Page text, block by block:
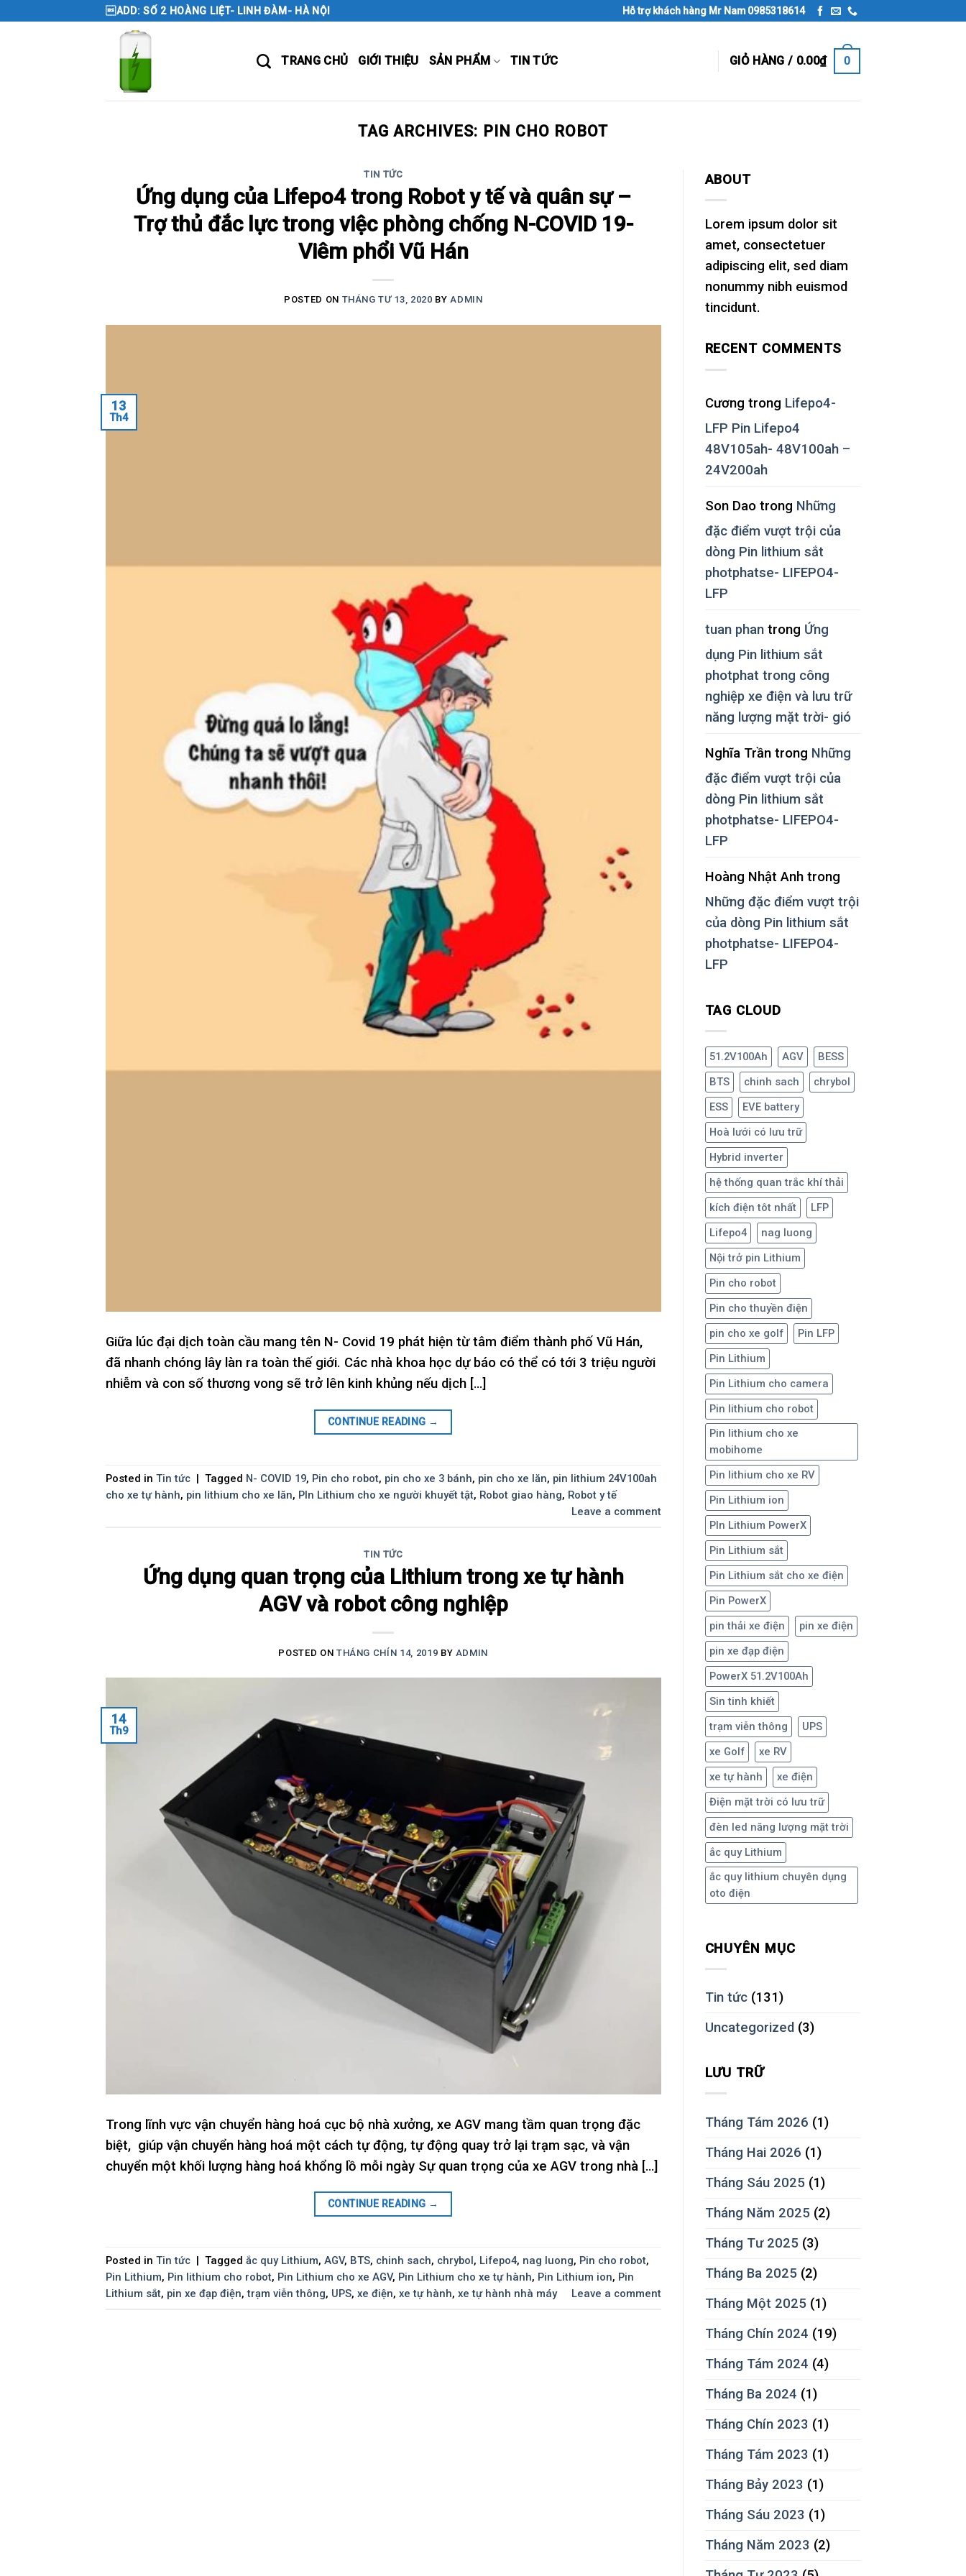
ADD: SỐ 2 HOÀNG LIỆT- LINH ĐÀM- HÀ NỘI Hỗ trợ khách hàng Mr Nam 0985318614
TRANG CHỦ GIỚI THIỆU SẢN PHẨM TIN TỨC GIỎ HÀNG / 0.00₫ 0
TAG ARCHIVES: PIN CHO ROBOT
TIN TỨC
Ứng dụng của Lifepo4 trong Robot y tế và quân sự –
Trợ thủ đắc lực trong việc phòng chống N-COVID 19-
Viêm phổi Vũ Hán
POSTED ON THÁNG TƯ 13, 2020 BYADMIN
13
Th4
Giữa lúc đại dịch toàn cầu mang tên N- Covid 19 phát hiện từ tâm điểm thành phố Vũ Hán,
đã nhanh chóng lây làn ra toàn thế giới. Các nhà khoa học dự báo có thể có tới 3 triệu người
nhiễm và con số thương vong sẽ trở lên kinh khủng nếu dịch […]
CONTINUE READING →
Posted in Tin tức | Tagged N- COVID 19, Pin cho robot, pin cho xe 3 bánh, pin cho xe lăn, pin lithium 24V100ah
cho xe tự hành, pin lithium cho xe lăn, PIn Lithium cho xe người khuyết tật, Robot giao hàng, Robot y tế
Leave a comment
TIN TỨC
Ứng dụng quan trọng của Lithium trong xe tự hành
AGV và robot công nghiệp
POSTED ON THÁNG CHÍN 14, 2019 BY ADMIN
14
Th9
Trong lĩnh vực vận chuyển hàng hoá cục bộ nhà xưởng, xe AGV mang tầm quan trọng đặc
biệt, giúp vận chuyển hàng hoá một cách tự động, tự động quay trở lại trạm sạc, và vận
chuyển một khối lượng hàng hoá khổng lồ mỗi ngày Sự quan trọng của xe AGV trong nhà […]
CONTINUE READING →
Posted in Tin tức Tagged ắc quy Lithium, AGV, BTS, chinh sach, chrybol , Lifepo4, nag luong, Pin cho robot,
Pin Lithium, Pin lithium cho robot, Pin Lithium cho xe AGV, Pin Lithium cho xe tự hành, Pin Lithium ion, Pin
Lithium sắt, pin xe đạp điện,trạm viễn thông, UPS, xe điện, xe tự hành, xe tự hành nhà máy Leave a comment
ABOUT
Lorem ipsum dolor sit
amet, consectetuer
adipiscing elit, sed diam
nonummy nibh euismod
tincidunt.
RECENT COMMENTS
Cương trong Lifepo4-
LFP Pin Lifepo4
48V105ah- 48V100ah –
24V200ah
Son Daotrong Những
đặc điểm vượt trội của
dòng Pin lithium sắt
photphatse- LIFEPO4-
LFP
tuan phantrong Ứng
dụng Pin lithium sắt
photphat trong công
nghiệp xe điện và lưu trữ
năng lượng mặt trời- gió
Nghĩa Trầntrong Những
đặc điểm vượt trội của
dòng Pin lithium sắt
photphatse- LIFEPO4-
LFP
Hoàng Nhật Anhtrong
Những đặc điểm vượt trội
của dòng Pin lithium sắt
photphatse- LIFEPO4-
LFP
TAG CLOUD
51.2V100Ah AGV
BESS
BTS
chinh sach
chrybol
ESS
EVE battery
Hoà lưới có lưu trữ
Hybrid inverter
hệ thống quan trắc khí thải
kích điện tôt nhất
LFP
Lifepo4
nag luong
Nội trở pin Lithium
Pin cho robot
Pin cho thuyền điện
pin cho xe golf
Pin LFP
Pin Lithium
Pin Lithium cho camera
Pin lithium cho robot
Pin lithium cho xe
mobihome
Pin lithium cho xe RV
Pin Lithium ion
PIn Lithium PowerX
Pin Lithium sắt
Pin Lithium sắt cho xe điện
Pin PowerX
pin thải xe điện
pin xe điện
pin xe đạp điện
PowerX 51.2V100Ah
Sin tinh khiết
trạm viễn thông
UPS
xe Golf
xe RV
xe tự hành
xe điện
Điện mặt trời có lưu trữ
đèn led năng lượng mặt trời
ắc quy Lithium
ắc quy lithium chuyên dụng
oto điện
CHUYÊN MỤC
Tin tức(131)
Uncategorized (3)
LƯU TRỮ
Tháng Tám 2026 (1)
Tháng Hai 2026 (1)
Tháng Sáu 2025(1)
Tháng Năm 2025(2)
Tháng Tư 2025(3)
Tháng Ba 2025(2)
Tháng Một 2025(1)
Tháng Chín 2024 (19)
Tháng Tám 2024 (4)
Tháng Ba 2024 (1)
Tháng Chín 2023 (1)
Tháng Tám 2023 (1)
Tháng Bảy 2023 (1)
Tháng Sáu 2023 (1)
Tháng Năm 2023 (2)